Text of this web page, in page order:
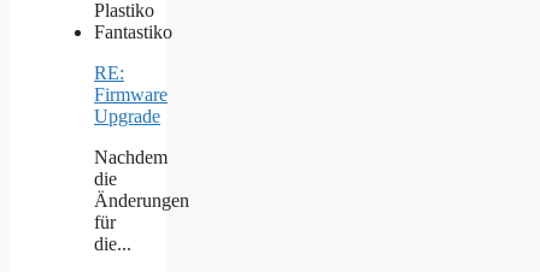
RE:
Firmware
Upgrade
Nachdem
die
Änderungen
für
die...